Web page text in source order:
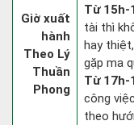
Giờ xuất
hành
Theo Lý
Thuần
Phong
Từ 15h-
tài thì
hay
gặp ma
Từ 17h-
công
theo